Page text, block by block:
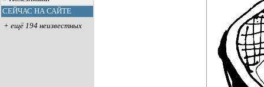
СЕЙЧАС НА САЙТЕ
+ ещё 194 неизвестных